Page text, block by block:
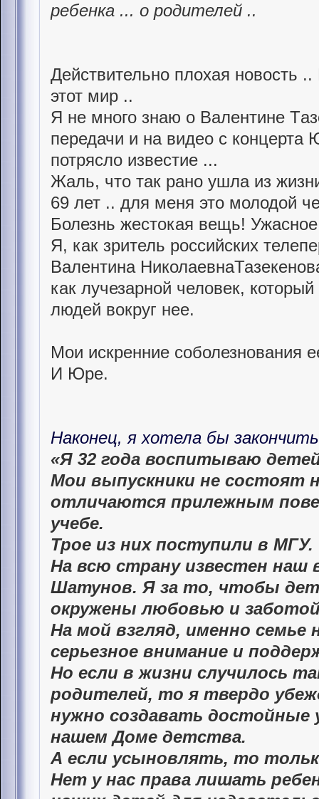
ребенка ... о родителей ..
Действительно плохая новость
этот мир ..
Я не много знаю о Валентине
передачи и на видео с
потрясло известие ...
Жаль, что так рано ушла из
69 лет .. для меня это молодой
Болезнь жестокая вещь!
Я, как зритель российских
Валентина
как лучезарной человек,
людей вокруг нее.
Мои искренние соболезнования
И Юре.
Наконец, я хотела бы
«Я 32 года воспитываю
Мои выпускники не состоят
отличаются прилежным
учебе.
Трое из них поступили в МГУ.
На всю страну известен наш
Шатунов. Я за то, чтобы
окружены любовью и
На мой взгляд, именно семье
серьезное внимание и
Но если в жизни случилось
родителей, то я твердо
нужно создавать достойные
нашем Доме детства.
А если усыновлять, то
Нет у нас права лишать